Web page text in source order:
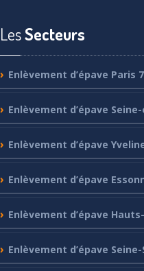
LesSecteurs
Enlèvement d’épave Paris
Enlèvement d’épave
Enlèvement d’épave
Enlèvement d’épave
Enlèvement d’épave
Enlèvement d’épave